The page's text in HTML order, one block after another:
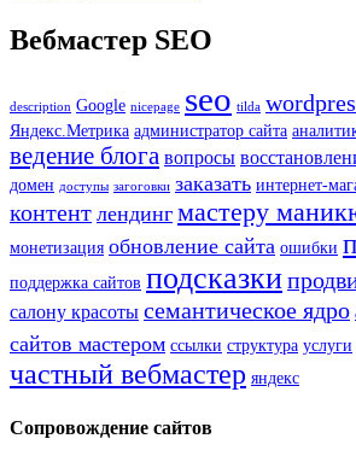
Вебмастер SEO
description Google nicepage seo tilda
Яндекс.Метрика администратор сайта
ведение блога вопросы
домен доступы загоговки заказать интернет-
контент лендинг мастеру
монетизация обновление сайта ошибки
поддержка сайтов подсказки
салону красоты семантическое ядро
сайтов мастером ссылки структура услуги
частный вебмастер яндекс
Сопровождение сайтов